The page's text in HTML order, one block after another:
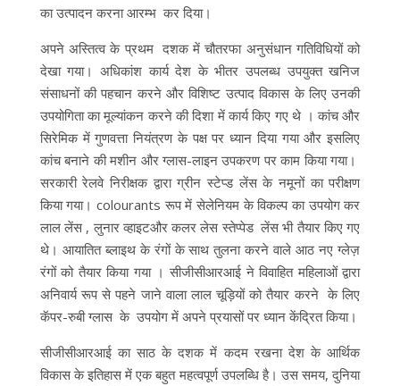
का उत्पादन करना आरम्भ कर दिया।
अपने अस्तित्व के प्रथम दशक में चौतरफा अनुसंधान गतिविधियों को
देखा गया। अधिकांश कार्य देश के भीतर उपलब्ध उपयुक्त खनिज
संसाधनों की पहचान करने और विशिष्ट उत्पाद विकास के लिए उनकी
उपयोगिता का मूल्यांकन करने की दिशा में कार्य किए गए थे । कांच और
सिरेमिक में गुणवत्ता नियंत्रण के पक्ष पर ध्यान दिया गया और इसलिए
कांच बनाने की मशीन और ग्लास-लाइन उपकरण पर काम किया गया।
सरकारी रेलवे निरीक्षक द्वारा ग्रीन स्टेप्ड लेंस के नमूनों का परीक्षण
किया गया। colourants रूप में सेलेनियम के विकल्प का उपयोग कर
लाल लेंस , लुनार व्हाइटऔर कलर लेस स्तेप्पेड लेंस भी तैयार किए गए
थे। आयातित ब्लाइथ के रंगों के साथ तुलना करने वाले आठ नए ग्लेज़
रंगों को तैयार किया गया । सीजीसीआरआई ने विवाहित महिलाओं द्वारा
अनिवार्य रूप से पहने जाने वाला लाल चूड़ियों को तैयार करने के लिए
कॅपर-रुबी ग्लास के उपयोग में अपने प्रयासों पर ध्यान केंद्रित किया।
सीजीसीआरआई का साठ के दशक में कदम रखना देश के आर्थिक
विकास के इतिहास में एक बहुत महत्वपूर्ण उपलब्धि है। उस समय, दुनिया